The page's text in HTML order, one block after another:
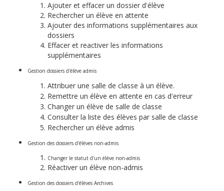
Ajouter et effacer un dossier d'élève
Rechercher un élève en attente
Ajouter des informations supplémentaires aux
dossiers
Effacer et reactiver les informations
supplémentaires
Gestion dossiers d'élève admis
Attribuer une salle de classe à un élève.
Remettre un élève en attente en cas d'erreur
Changer un élève de salle de classe
Consulter la liste des élèves par salle de classe
Rechercher un élève admis
Gestion des dossiers d'élèves non-admis
Changer le statut d'un élève non-admis
Réactiver un élève non-admis
Gestion des dossiers d'élèves Archives